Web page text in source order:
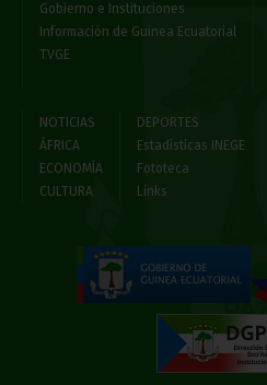
Gobierno e Instituciones
Información de Guinea Ecuatorial
TVGE
NOTICIAS
ÁFRICA
ECONOMÍA
CULTURA
DEPORTES
Estadísticas INEGE
Fototeca
Links